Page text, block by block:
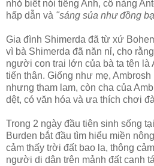
nhỏ biết nói tiếng Anh, cô nàng
hấp dẫn và "sáng sủa như đồng
Gia đình Shimerda đã từ xứ
vì bà Shimerda đã năn nỉ, cho
người con trai lớn của bà ta tên là
tiến thân. Giống như mẹ,
nhưng tham lam, còn cha của
dệt, có văn hóa và ưa thích chơi
Trong 2 ngày đầu tiên sinh sống
Burden bắt đầu tìm hiểu miền
cảm thấy trời đất bao la, thông
người di dân trên mảnh đất canh